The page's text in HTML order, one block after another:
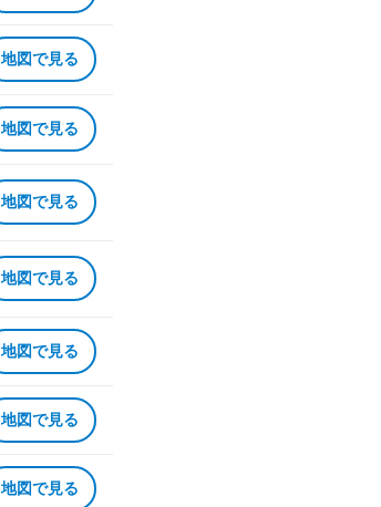
地図で見る
地図で見る
地図で見る
地図で見る
地図で見る
地図で見る
地図で見る